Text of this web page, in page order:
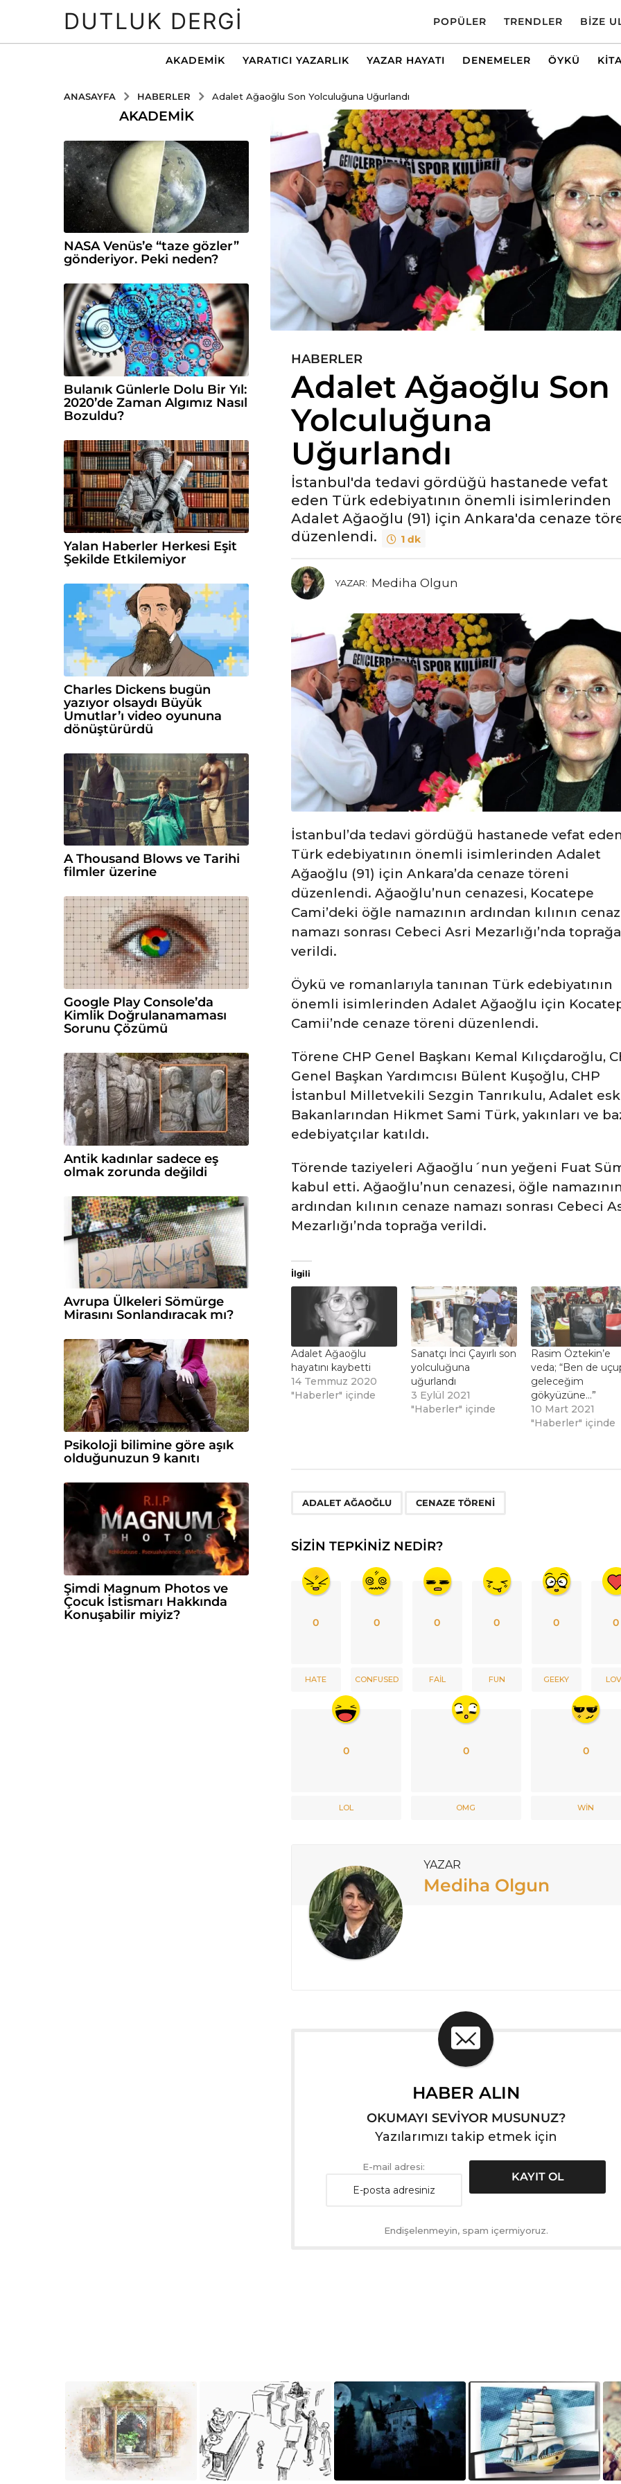
DUTLUK DERGI POPÜLER TRENDLER BIZE
AKADEMIK YARATICI YAZARLIK YAZAR HAYATI DENEMELER ÖYKÜ
ANASAYFA HABERLER Adalet Ağaoğlu Son Yolculuğuna Uğurlandı
6
ı
l
ö
n
c
e
y
ı
l
n
c
HABERLER
Adalet Ağaoğlu Son
Yolculuğuna
Uğurlandı
İstanbul'da tedavi gördüğü hastanede vefat
eden Türk edebiyatının önemli isimlerinden
Adalet Ağaoğlu (91) için Ankara'da cenaze
düzenlendi.
1 dk
YAZAR: Mediha Olgun
İstanbul’da tedavi gördüğü hastanede vefat
Türk edebiyatının önemli isimlerinden Adalet
Ağaoğlu (91) için Ankara’da cenaze töreni
düzenlendi. Ağaoğlu’nun cenazesi, Kocatepe
Cami’deki öğle namazının ardından kılının
namazı sonrası Cebeci Asri Mezarlığı’nda toprağa
verildi.
Öykü ve romanlarıyla tanınan Türk edebiyatının
önemli isimlerinden Adalet Ağaoğlu için
Camii’nde cenaze töreni düzenlendi.
Törene CHP Genel Başkanı Kemal Kılıçdaroğlu,
Genel Başkan Yardımcısı Bülent Kuşoğlu, CHP
İstanbul Milletvekili Sezgin Tanrıkulu, Adalet
Bakanlarından Hikmet Sami Türk, yakınları ve
edebiyatçılar katıldı.
Törende taziyeleri Ağaoğlu´nun yeğeni Fuat
kabul etti. Ağaoğlu’nun cenazesi, öğle
ardından kılının cenaze namazı sonrası Cebeci
Mezarlığı’nda toprağa verildi.
İlgili
Adalet Ağaoğlu
hayatını kaybetti
14 Temmuz 2020
"Haberler" içinde
Sanatçı İnci Çayırlı son
yolculuğuna
uğurlandı
3 Eylül 2021
"Haberler" içinde
Rasim Öztekin’e
veda; “Ben de
geleceğim
gökyüzüne…”
10 Mart 2021
"Haberler" içinde
ADALET AĞAOĞLU CENAZE TÖRENI
SIZIN TEPKINIZ NEDIR?
0
HATE
0
CONFUSED
0
FAIL
0
FUN
0
GEEKY
0
0
LOL
0
OMG
0
WIN
YAZAR
Mediha Olgun
HABER ALIN
OKUMAYI SEVİYOR MUSUNUZ?
Yazılarımızı takip etmek için
E-mail adresi:
Endişelenmeyin, spam içermiyoruz.
AKADEMIK
NASA Venüs’e “taze gözler”
gönderiyor. Peki neden?
Bulanık Günlerle Dolu Bir Yıl:
2020’de Zaman Algımız Nasıl
Bozuldu?
Yalan Haberler Herkesi Eşit
Şekilde Etkilemiyor
Charles Dickens bugün
yazıyor olsaydı Büyük
Umutlar’ı video oyununa
dönüştürürdü
A Thousand Blows ve Tarihi
filmler üzerine
Google Play Console’da
Kimlik Doğrulanamaması
Sorunu Çözümü
Antik kadınlar sadece eş
olmak zorunda değildi
Avrupa Ülkeleri Sömürge
Mirasını Sonlandıracak mı?
Psikoloji bilimine göre aşık
olduğunuzun 9 kanıtı
Şimdi Magnum Photos ve
Çocuk İstismarı Hakkında
Konuşabilir miyiz?